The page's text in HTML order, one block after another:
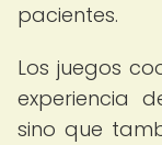
pacientes.
Los juegos
experiencia
sino que